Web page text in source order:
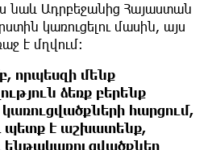
նաև Ադրբեջանից Հայաստան
կառուցելու մասին, այս
է մղվում։
որպեսզի մենք
ձեռք բերենք
հարցում,
պետք է աշխատենք,